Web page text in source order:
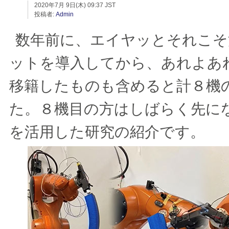
2020年7月 9日(木) 09:37 JST
投稿者: Admin
数年前に、エイヤッとそれこ
ットを導入してから、あれよ
移籍したものも含めると計８
た。８機目の方はしばらく先
を活用した研究の紹介です。